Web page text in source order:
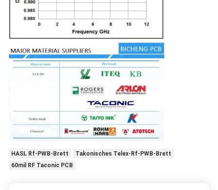
HASL Rf-PWB-Brett
Takonisches Telex-Rf-PWB-Brett
60mil RF Taconic PCB